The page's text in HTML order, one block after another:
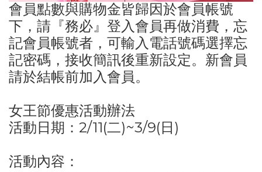
會員點數與購物金皆歸因於會員帳號
下，請『務必』登入會員再做消費，忘
記會員帳號者，可輸入電話號碼選擇忘
記密碼，接收簡訊後重新設定。新會員
請於結帳前加入會員。
女王節優惠活動辦法
活動日期：2/11(二)~3/9(日)
活動內容：